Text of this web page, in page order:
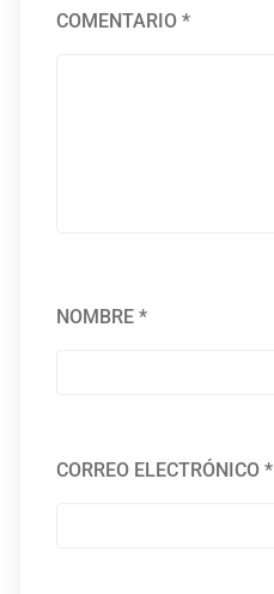
COMENTARIO*
NOMBRE*
CORREO ELECTRÓNICO*